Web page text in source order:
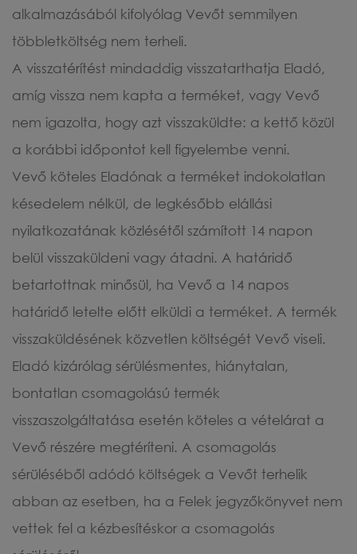
alkalmazásából kifolyólag Vevőt semmilyen
többletköltség nem terheli.
A visszatérítést mindaddig visszatarthatja Eladó,
amíg vissza nem kapta a terméket, vagy Vevő
nem igazolta, hogy azt visszaküldte: a kettő közül
a korábbi időpontot kell figyelembe venni.
Vevő köteles Eladónak a terméket indokolatlan
késedelem nélkül, de legkésőbb elállási
nyilatkozatának közlésétől számított 14 napon
belül visszaküldeni vagy átadni. A határidő
betartottnak minősül, ha Vevő a 14 napos
határidő letelte előtt elküldi a terméket. A termék
visszaküldésének közvetlen költségét Vevő viseli.
Eladó kizárólag sérülésmentes, hiánytalan,
bontatlan csomagolású termék
visszaszolgáltatása esetén köteles a vételárat a
Vevő részére megtéríteni. A csomagolás
sérüléséből adódó költségek a Vevőt terhelik
abban az esetben, ha a Felek jegyzőkönyvet nem
vettek fel a kézbesítéskor a csomagolás